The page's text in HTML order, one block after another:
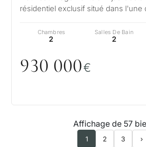
résidentiel exclusif situé dans l'une
Chambres
2
Salles De Bain
2
930 000€
Affichage de 57
1 2 3 ›